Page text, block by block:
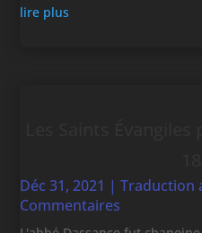
lire plus
Déc 31, 2021 |Traduction
Commentaires